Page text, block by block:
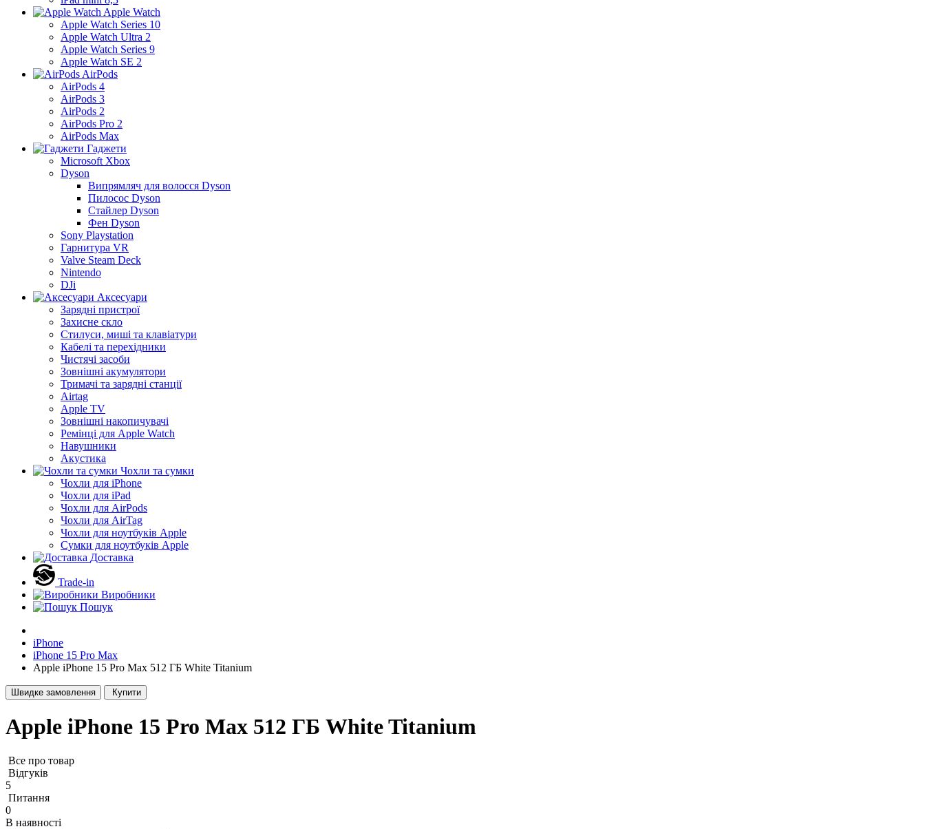
Apple Watch
Apple Watch Series 10
Apple Watch Ultra 2
Apple Watch Series 9
Apple Watch SE 2
AirPods
AirPods 4
AirPods 3
AirPods 2
AirPods Pro 2
AirPods Max
Гаджети
Microsoft Xbox
Dyson
Випрямляч для волосся Dyson
Пилосос Dyson
Стайлер Dyson
Фен Dyson
Sony Playstation
Гарнитура VR
Valve Steam Deck
Nintendo
DJi
Аксесуари
Зарядні пристрої
Захисне скло
Стилуси, миші та клавіатури
Кабелі та перехідники
Чистячі засоби
Зовнішні акумулятори
Тримачі та зарядні станції
Airtag
Apple TV
Зовнішні накопичувачі
Ремінці для Apple Watch
Навушники
Акустика
Чохли та сумки
Чохли для iPhone
Чохли для iPad
Чохли для AirPods
Чохли для AirTag
Чохли для ноутбуків Apple
Сумки для ноутбуків Apple
Доставка
Trade-in
Виробники
Пошук
iPhone
iPhone 15 Pro Max
Apple iPhone 15 Pro Max 512 ГБ White Titanium
Швидке замовлення Купити
Apple iPhone 15 Pro Max 512 ГБ White Titanium
Все про товар
Відгуків
5
Питання
0
В наявності